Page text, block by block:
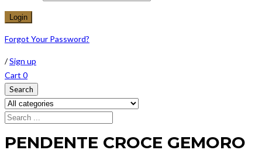
Forgot Your Password?
/Sign up
Cart 0
Search
PENDENTE CROCE GEMORO